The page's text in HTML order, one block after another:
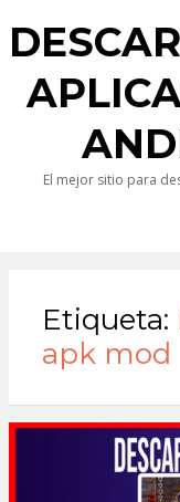
El mejor sitio para
Etiqueta:
apk mod